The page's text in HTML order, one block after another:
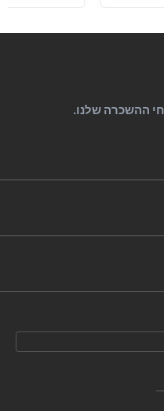
ההשכרה שלנו.